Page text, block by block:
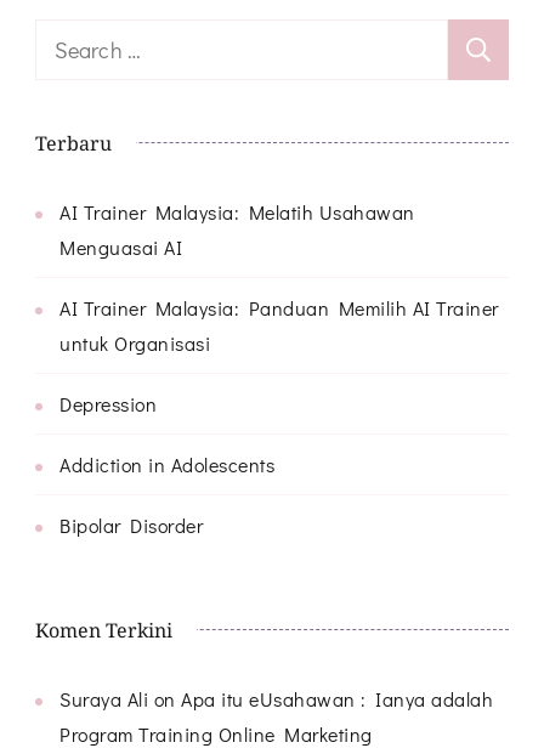
Search
Terbaru
AI Trainer Malaysia: Melatih Usahawan
Menguasai AI
AI Trainer Malaysia: Panduan Memilih AI Trainer
untuk Organisasi
Depression
Addiction in Adolescents
Bipolar Disorder
Komen Terkini
Suraya Ali on Apa itu eUsahawan : Ianya adalah
Program Training Online Marketing